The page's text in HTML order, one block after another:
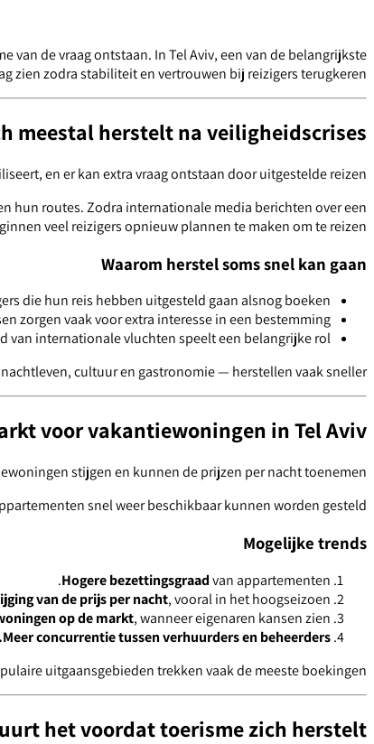
de vraag ontstaan. In Tel Aviv, een van de belangrijkste
zien zodra stabiliteit en vertrouwen bij reizigers terugkeren.
meestal herstelt na veiligheidscrises
en er kan extra vraag ontstaan door uitgestelde reizen.
hun routes. Zodra internationale media berichten over een
veel reizigers opnieuw plannen te maken om te reizen.
Waarom herstel soms snel kan gaan
die hun reis hebben uitgesteld gaan alsnog boeken.
zorgen vaak voor extra interesse in een bestemming.
van internationale vluchten speelt een belangrijke rol.
cultuur en gastronomie — herstellen vaak sneller.
voor vakantiewoningen in Tel Aviv?
stijgen en kunnen de prijzen per nacht toenemen.
snel weer beschikbaar kunnen worden gesteld.
Mogelijke trends
Hogere bezettingsgraadvan appartementen.
van de prijs per nacht, vooral in het hoogseizoen.
op de markt, wanneer eigenaren kansen zien.
Meer concurrentie tussen verhuurders en beheerders.
uitgaansgebieden trekken vaak de meeste boekingen.
het voordat toerisme zich herstelt?